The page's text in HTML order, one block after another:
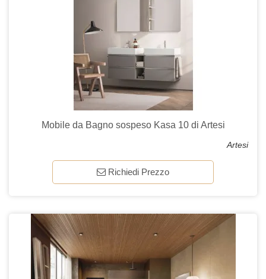
Mobile da Bagno sospeso Kasa 10 di Artesi
Artesi
Richiedi Prezzo